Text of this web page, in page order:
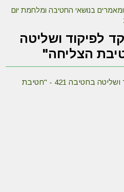
בנושאי החטיבה ומלחמת יום
לפיקוד ושליטה
הקשר כזרוע המפקד לפיקוד ושליטה בחטיבה 421 - "חטיבת